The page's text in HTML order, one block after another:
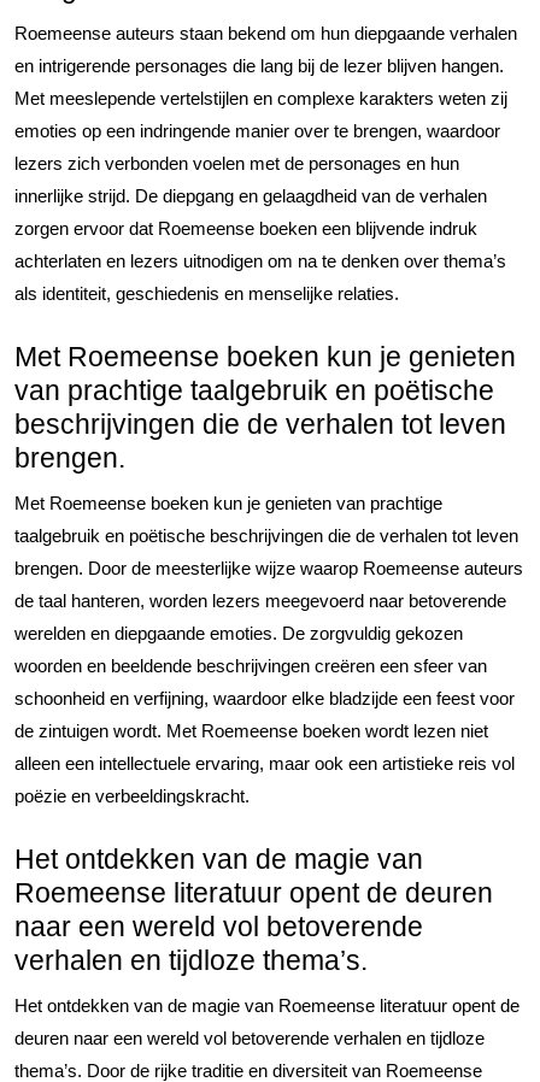
Roemeense auteurs staan bekend om hun diepgaande verhalen
en intrigerende personages die lang bij de lezer blijven hangen.
Met meeslepende vertelstijlen en complexe karakters weten zij
emoties op een indringende manier over te brengen, waardoor
lezers zich verbonden voelen met de personages en hun
innerlijke strijd. De diepgang en gelaagdheid van de verhalen
zorgen ervoor dat Roemeense boeken een blijvende indruk
achterlaten en lezers uitnodigen om na te denken over thema’s
als identiteit, geschiedenis en menselijke relaties.
Met Roemeense boeken kun je genieten
van prachtige taalgebruik en poëtische
beschrijvingen die de verhalen tot leven
brengen.
Met Roemeense boeken kun je genieten van prachtige
taalgebruik en poëtische beschrijvingen die de verhalen tot leven
brengen. Door de meesterlijke wijze waarop Roemeense auteurs
de taal hanteren, worden lezers meegevoerd naar betoverende
werelden en diepgaande emoties. De zorgvuldig gekozen
woorden en beeldende beschrijvingen creëren een sfeer van
schoonheid en verfijning, waardoor elke bladzijde een feest voor
de zintuigen wordt. Met Roemeense boeken wordt lezen niet
alleen een intellectuele ervaring, maar ook een artistieke reis vol
poëzie en verbeeldingskracht.
Het ontdekken van de magie van
Roemeense literatuur opent de deuren
naar een wereld vol betoverende
verhalen en tijdloze thema’s.
Het ontdekken van de magie van Roemeense literatuur opent de
deuren naar een wereld vol betoverende verhalen en tijdloze
thema’s. Door de rijke traditie en diversiteit van Roemeense